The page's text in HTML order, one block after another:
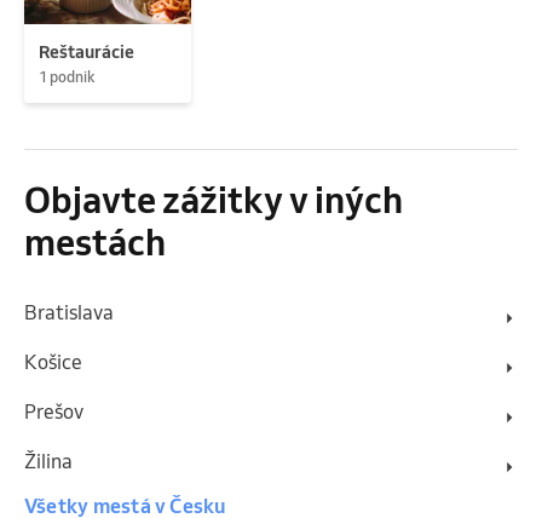
Reštaurácie
1 podnik
Objavte zážitky v iných
mestách
Bratislava
Košice
Prešov
Žilina
Všetky mestá v Česku